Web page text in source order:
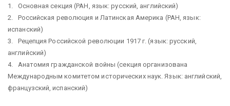
1. Основная секция (РАН, язык: русский, английский)
2. Российская революция и Латинская Америка (РАН, язык:
испанский)
3. Рецепция Российской революции 1917 г. (язык: русский,
английский)
4. Анатомия гражданской войны (секция организована
Международным комитетом исторических наук. Язык: английский,
французский, испанский)